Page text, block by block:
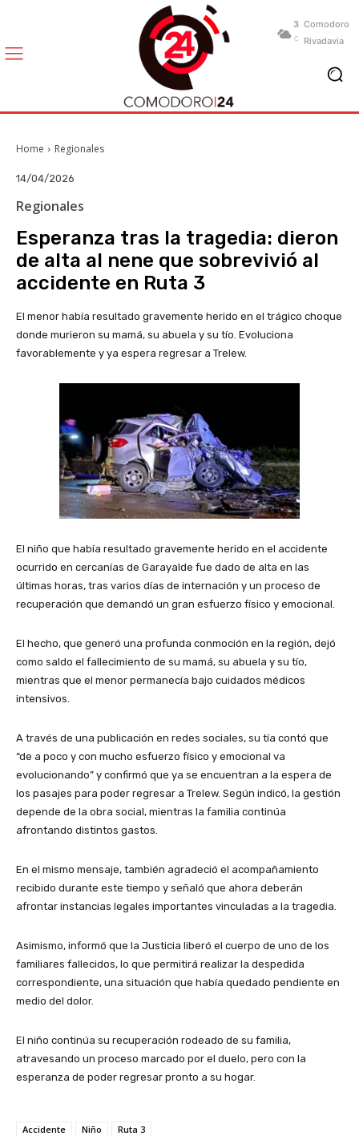
3
C
Comodoro
Rivadavia
Home Regionales
14/04/2026
Regionales
Esperanza tras la tragedia: dieron
de alta al nene que sobrevivió al
accidente en Ruta 3
El menor había resultado gravemente herido en el trágico choque
donde murieron su mamá, su abuela y su tío. Evoluciona
favorablemente y ya espera regresar a Trelew.
El niño que había resultado gravemente herido en el accidente
ocurrido en cercanías de Garayalde fue dado de alta en las
últimas horas, tras varios días de internación y un proceso de
recuperación que demandó un gran esfuerzo físico y emocional.
El hecho, que generó una profunda conmoción en la región, dejó
como saldo el fallecimiento de su mamá, su abuela y su tío,
mientras que el menor permanecía bajo cuidados médicos
intensivos.
A través de una publicación en redes sociales, su tía contó que
“de a poco y con mucho esfuerzo físico y emocional va
evolucionando” y confirmó que ya se encuentran a la espera de
los pasajes para poder regresar a Trelew. Según indicó, la gestión
depende de la obra social, mientras la familia continúa
afrontando distintos gastos.
En el mismo mensaje, también agradeció el acompañamiento
recibido durante este tiempo y señaló que ahora deberán
afrontar instancias legales importantes vinculadas a la tragedia.
Asimismo, informó que la Justicia liberó el cuerpo de uno de los
familiares fallecidos, lo que permitirá realizar la despedida
correspondiente, una situación que había quedado pendiente en
medio del dolor.
El niño continúa su recuperación rodeado de su familia,
atravesando un proceso marcado por el duelo, pero con la
esperanza de poder regresar pronto a su hogar.
Accidente Niño Ruta 3